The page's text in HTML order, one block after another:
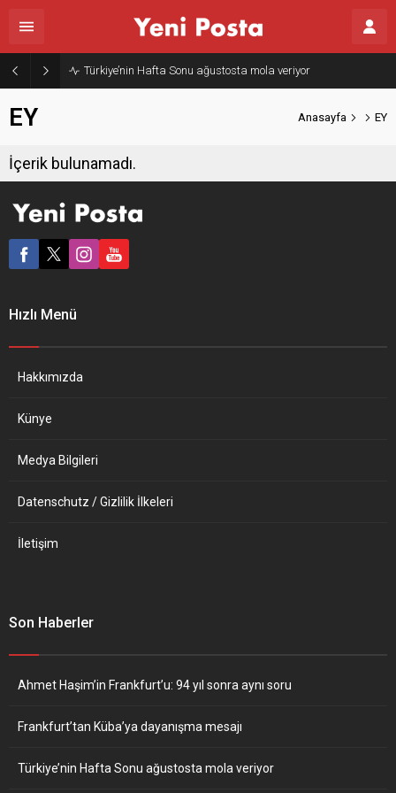
Türkiye’nin Hafta Sonu ağustosta mola veriyor
EY Anasayfa EY
İçerik bulunamadı.
Hızlı Menü
Hakkımızda
Künye
Medya Bilgileri
Datenschutz / Gizlilik İlkeleri
İletişim
Son Haberler
Ahmet Haşim’in Frankfurt’u: 94 yıl sonra aynı soru
Frankfurt’tan Küba’ya dayanışma mesajı
Türkiye’nin Hafta Sonu ağustosta mola veriyor